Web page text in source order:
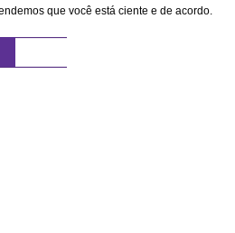
que você está ciente e de acordo.